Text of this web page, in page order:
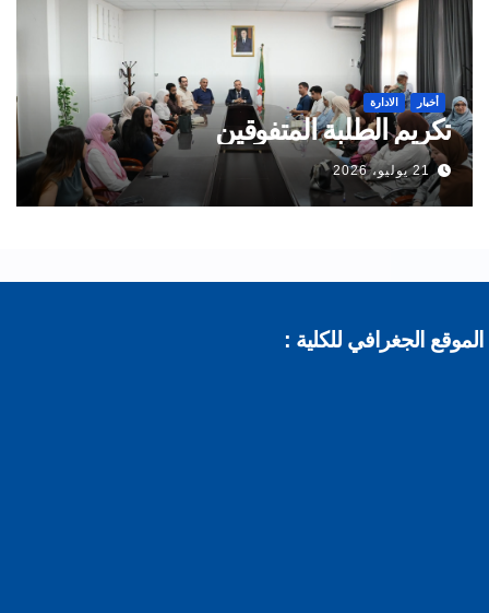
أخبار الادارة
تكريم الطلبة المتفوقين
21 يوليو، 2026
الجغرافي للكلية :